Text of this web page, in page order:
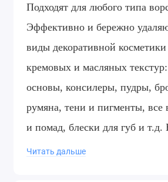
Подходят для любого типа
Эффективно и бережно
виды декоративной
кремовых и масляных
основы, консилеры, пудры,
румяна, тени и пигменты, все
и помад, блески для губ и
ворс и не сокращает срок
Читать дальше